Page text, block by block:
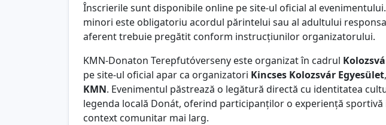
Înscrierile sunt disponibile online pe site-ul oficial al
minori este obligatoriu acordul părintelui sau al adultului
aferent trebuie pregătit conform instrucțiunilor organizatorului.
KMN-Donaton Terepfutóverseny este organizat în cadrul
pe site-ul oficial apar ca organizatori Kincses Kolozsvár Egyesület,
KMN. Evenimentul păstrează o legătură directă cu identitatea
legenda locală Donát, oferind participanților o experiență
context comunitar mai larg.